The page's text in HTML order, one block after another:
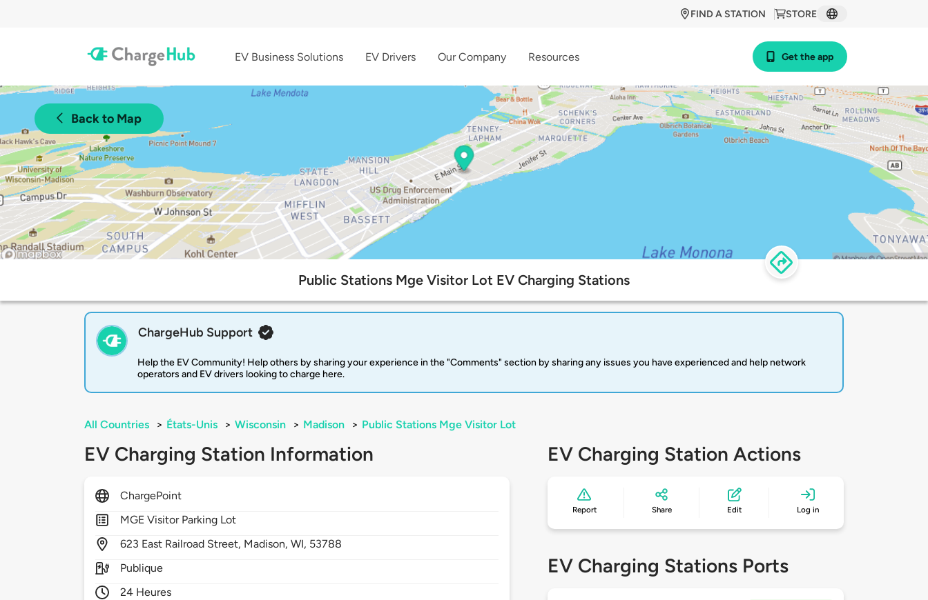
STORE
FIND A STATION
EV Business Solutions EV Drivers Our Company Resources Get the app
Back to Map
Public Stations Mge Visitor Lot EV Charging Stations
ChargeHub Support
Help the EV Community! Help others by sharing your experience in the "Comments" section by sharing any issues you have experienced and help network
operators and EV drivers looking to charge here.
All Countries > États-Unis > Wisconsin > Madison > Public Stations Mge Visitor Lot
EV Charging Station Information
ChargePoint
MGE Visitor Parking Lot
623 East Railroad Street, Madison,WI, 53788
Publique
24 Heures
EV Charging Station Actions
Report Share Edit Log in
EV Charging Stations Ports